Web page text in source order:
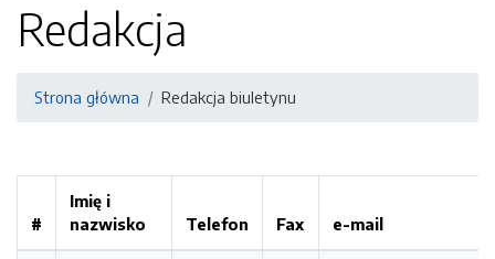
Redakcja
Strona główna Redakcja biuletynu
#
Imię i
nazwisko
Telefon Fax e-mail